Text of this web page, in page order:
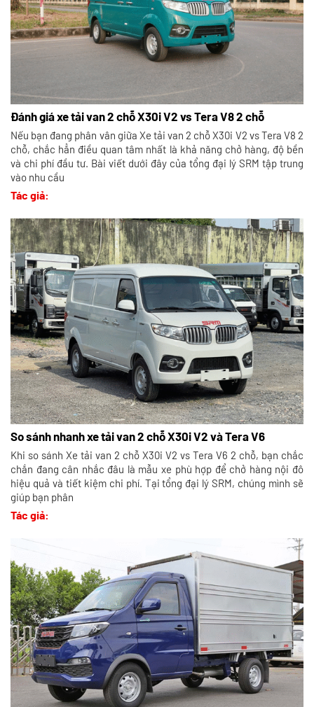
Đánh giá xe tải van 2 chỗ X30i V2 vs Tera V8 2 chỗ
Nếu bạn đang phân vân giữa Xe tải van 2 chỗ X30i V2 vs Tera V8 2
chỗ, chắc hẳn điều quan tâm nhất là khả năng chở hàng, độ bền
và chi phí đầu tư. Bài viết dưới đây của tổng đại lý SRM tập trung
vào nhu cầu
Tác giả:
So sánh nhanh xe tải van 2 chỗ X30i V2 và Tera V6
Khi so sánh Xe tải van 2 chỗ X30i V2 vs Tera V6 2 chỗ, bạn chắc
chắn đang cân nhắc đâu là mẫu xe phù hợp để chở hàng nội đô
hiệu quả và tiết kiệm chi phí. Tại tổng đại lý SRM, chúng mình sẽ
giúp bạn phân
Tác giả: